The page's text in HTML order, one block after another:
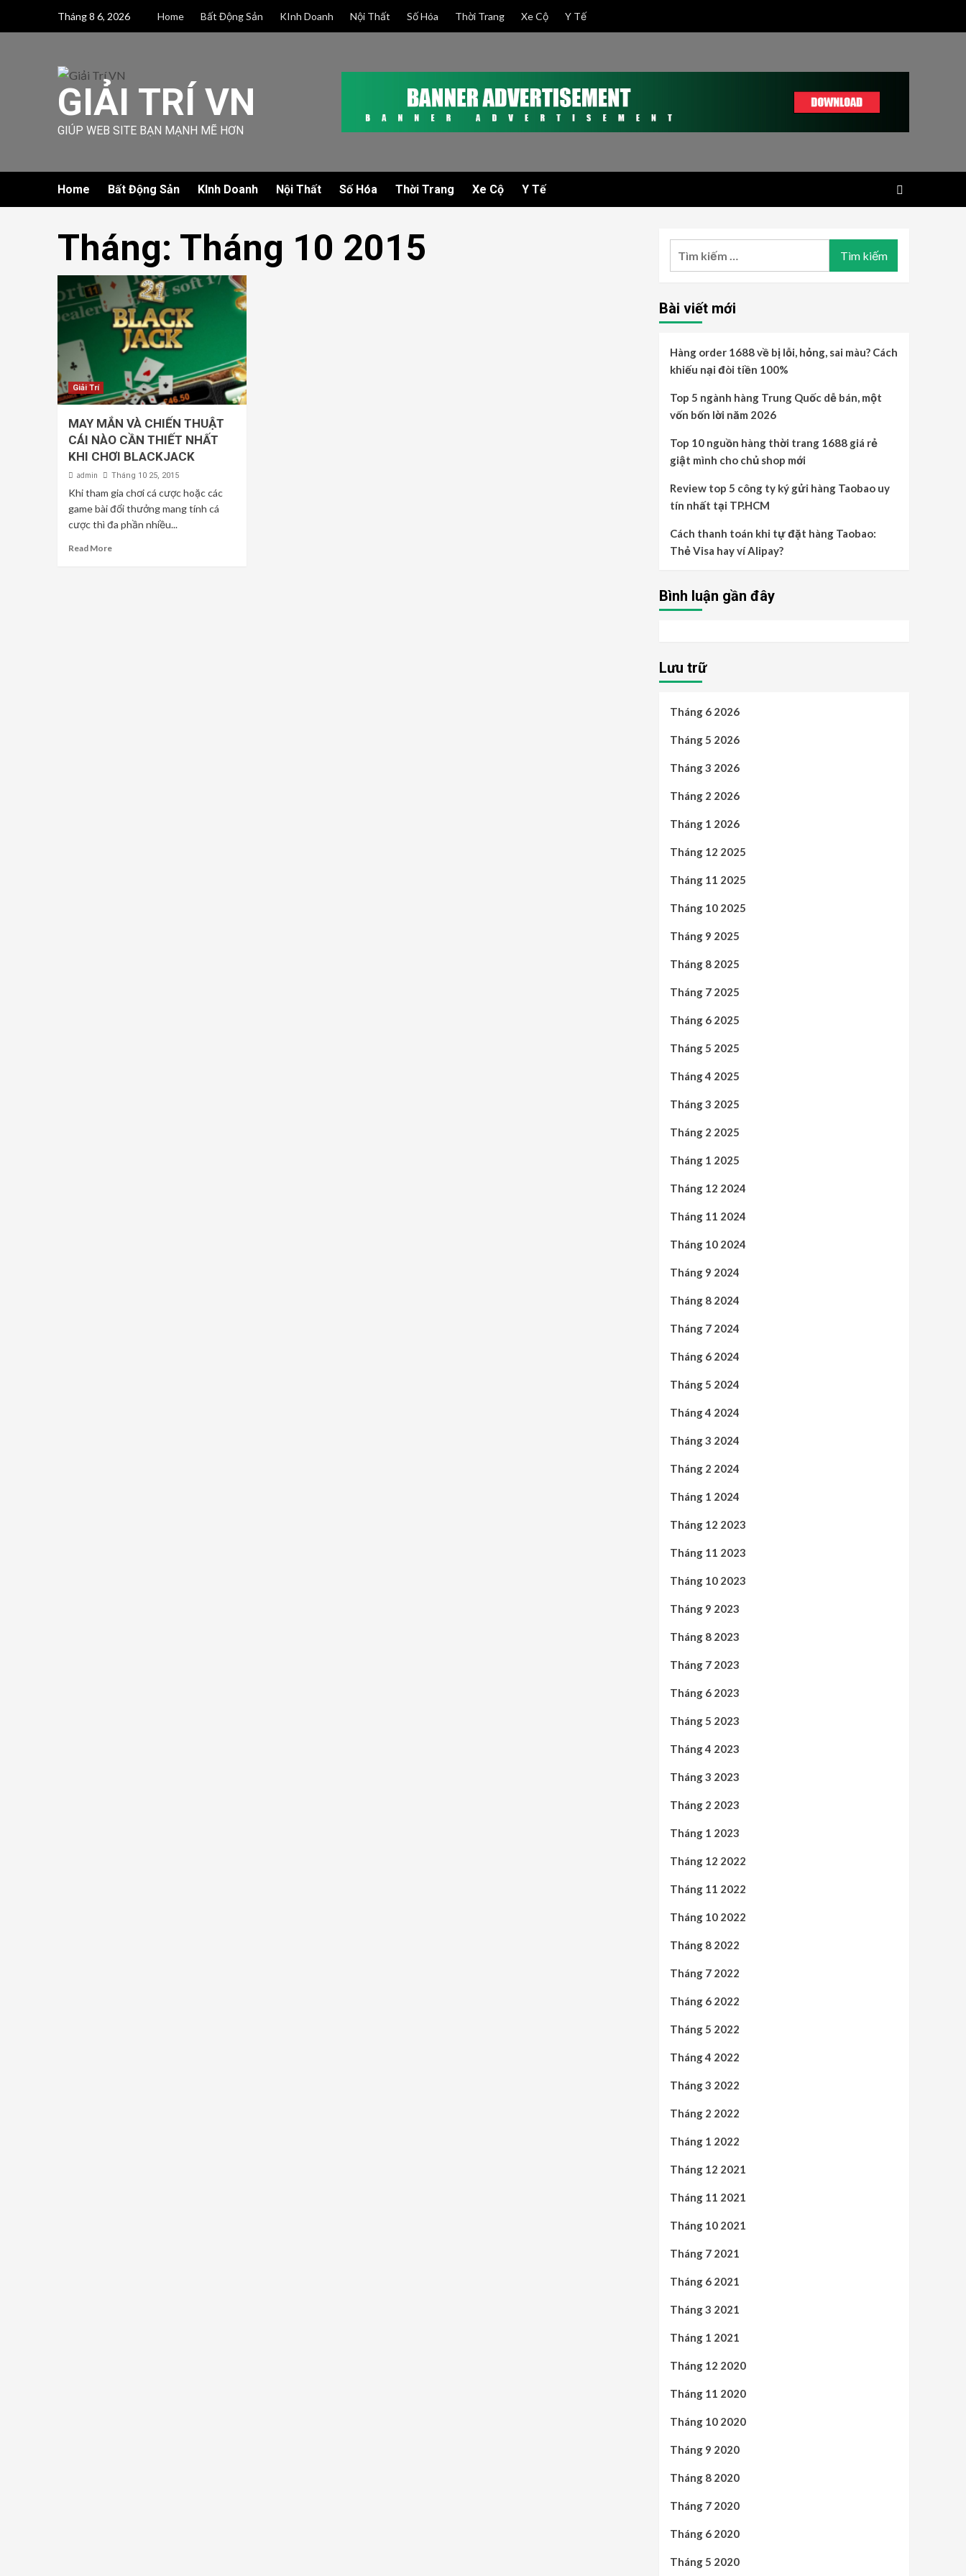
Tháng 8 6, 2026 Home Bất Động Sản KInh Doanh Nội Thất Số Hóa Thời Trang Xe Cộ Y Tế
GIẢI TRÍ VN
GIÚP WEB SITE BẠN MẠNH MẼ HƠN
Home Bất Động Sản KInh Doanh Nội Thất Số Hóa Thời Trang Xe Cộ Y Tế
Tháng: Tháng 10 2015
Giải Trí
MAY MẮN VÀ CHIẾN THUẬT
CÁI NÀO CẦN THIẾT NHẤT
KHI CHƠI BLACKJACK
admin Tháng 10 25, 2015
Khi tham gia chơi cá cược hoặc các
game bài đổi thưởng mang tính cá
cược thì đa phần nhiều...
Read More
Bài viết mới
Hàng order 1688 về bị lỗi, hỏng, sai màu? Cách
khiếu nại đòi tiền 100%
Top 5 ngành hàng Trung Quốc dễ bán, một
vốn bốn lời năm 2026
Top 10 nguồn hàng thời trang 1688 giá rẻ
giật mình cho chủ shop mới
Review top 5 công ty ký gửi hàng Taobao uy
tín nhất tại TP.HCM
Cách thanh toán khi tự đặt hàng Taobao:
Thẻ Visa hay ví Alipay?
Bình luận gần đây
Lưu trữ
Tháng 6 2026
Tháng 5 2026
Tháng 3 2026
Tháng 2 2026
Tháng 1 2026
Tháng 12 2025
Tháng 11 2025
Tháng 10 2025
Tháng 9 2025
Tháng 8 2025
Tháng 7 2025
Tháng 6 2025
Tháng 5 2025
Tháng 4 2025
Tháng 3 2025
Tháng 2 2025
Tháng 1 2025
Tháng 12 2024
Tháng 11 2024
Tháng 10 2024
Tháng 9 2024
Tháng 8 2024
Tháng 7 2024
Tháng 6 2024
Tháng 5 2024
Tháng 4 2024
Tháng 3 2024
Tháng 2 2024
Tháng 1 2024
Tháng 12 2023
Tháng 11 2023
Tháng 10 2023
Tháng 9 2023
Tháng 8 2023
Tháng 7 2023
Tháng 6 2023
Tháng 5 2023
Tháng 4 2023
Tháng 3 2023
Tháng 2 2023
Tháng 1 2023
Tháng 12 2022
Tháng 11 2022
Tháng 10 2022
Tháng 8 2022
Tháng 7 2022
Tháng 6 2022
Tháng 5 2022
Tháng 4 2022
Tháng 3 2022
Tháng 2 2022
Tháng 1 2022
Tháng 12 2021
Tháng 11 2021
Tháng 10 2021
Tháng 7 2021
Tháng 6 2021
Tháng 3 2021
Tháng 1 2021
Tháng 12 2020
Tháng 11 2020
Tháng 10 2020
Tháng 9 2020
Tháng 8 2020
Tháng 7 2020
Tháng 6 2020
Tháng 5 2020